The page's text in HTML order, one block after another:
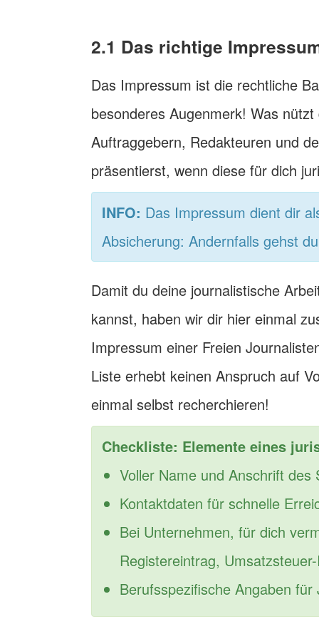
2.1 Das richtige
Das Impressum ist die rechtliche
besonderes Augenmerk! Was
Auftraggebern, Redakteuren und
präsentierst, wenn diese für dich
INFO: Das Impressum dient dir
Absicherung: Andernfalls gehst
Damit du deine journalistische
kannst, haben wir dir hier einmal
Impressum einer Freien
Liste erhebt keinen Anspruch auf
einmal selbst recherchieren!
Checkliste: Elemente eines
Voller Name und Anschrift des
Kontaktdaten für schnelle
Bei Unternehmen, für dich
Registereintrag,
Berufsspezifische Angaben für